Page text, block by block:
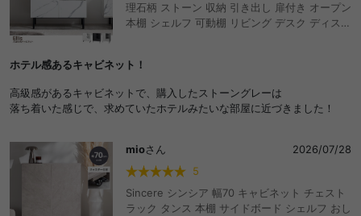
理石柄 ストーン 収納 引き出し 扉付き オープン
本棚 シェルフ 可動棚 リビング デスク ディスプ
ス マーブル柄 ルーター ファイル A4 おしゃれ
ホテル感あるキャビネット！
高級感があるキャビネットで、購入したストーングレーは
落ち着いた感じで、求めていたホテルみたいな部屋に近づきました！
mioさん
2026/07/28
5
Sincere シンシア 幅70 キャビネット チェスト
ラック タンス 本棚 サイドボード シェルフ おし